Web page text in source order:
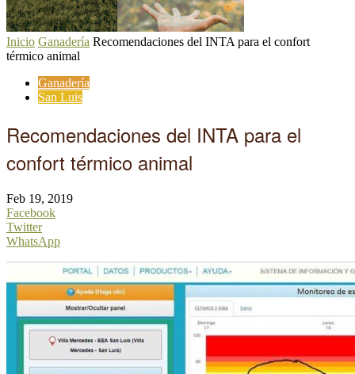
Inicio Ganadería Recomendaciones del INTA para el confort
térmico animal
Ganadería
San Luis
Recomendaciones del INTA para el
confort térmico animal
Feb 19, 2019
Facebook
Twitter
WhatsApp